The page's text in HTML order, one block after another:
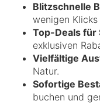
Blitzschnelle
wenigen
Top-Deals für
exklusiven
Vielfältige
Natur.
Sofortige
buchen und